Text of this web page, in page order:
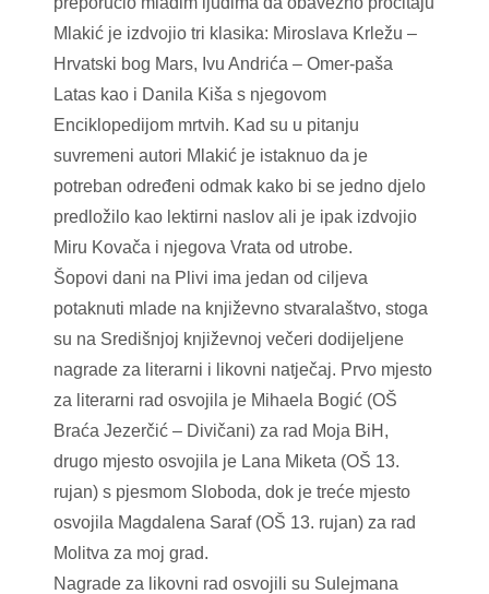
Mlakić je izdvojio tri klasika: Miroslava Krležu –
Hrvatski bog Mars, Ivu Andrića – Omer-paša
Latas kao i Danila Kiša s njegovom
Enciklopedijom mrtvih. Kad su u pitanju
suvremeni autori Mlakić je istaknuo da je
potreban određeni odmak kako bi se jedno djelo
predložilo kao lektirni naslov ali je ipak izdvojio
Miru Kovača i njegova Vrata od utrobe.
Šopovi dani na Plivi ima jedan od ciljeva
potaknuti mlade na književno stvaralaštvo, stoga
su na Središnjoj književnoj večeri dodijeljene
nagrade za literarni i likovni natječaj. Prvo mjesto
za literarni rad osvojila je Mihaela Bogić (OŠ
Braća Jezerčić – Divičani) za rad Moja BiH,
drugo mjesto osvojila je Lana Miketa (OŠ 13.
rujan) s pjesmom Sloboda, dok je treće mjesto
osvojila Magdalena Saraf (OŠ 13. rujan) za rad
Molitva za moj grad.
Nagrade za likovni rad osvojili su Sulejmana